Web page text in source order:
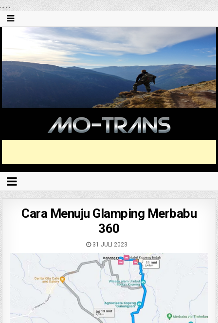
......
Cara Menuju Glamping Merbabu
360
31 JULI 2023